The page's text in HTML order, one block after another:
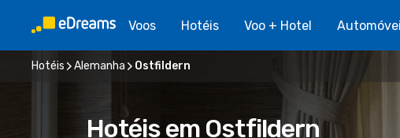
Voos Hotéis Voo + Hotel
Hotéis Alemanha Ostfildern
Hotéis em Ostfildern